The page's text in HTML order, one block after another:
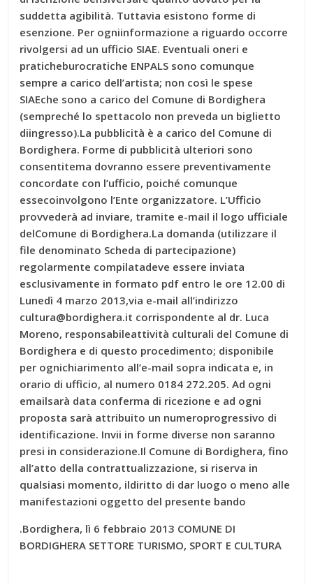
suddetta agibilità. Tuttavia esistono forme di
esenzione. Per ogniinformazione a riguardo occorre
rivolgersi ad un ufficio SIAE. Eventuali oneri e
praticheburocratiche ENPALS sono comunque
sempre a carico dell’artista; non così le spese
SIAEche sono a carico del Comune di Bordighera
(sempreché lo spettacolo non preveda un biglietto
diingresso).La pubblicità è a carico del Comune di
Bordighera. Forme di pubblicità ulteriori sono
consentitema dovranno essere preventivamente
concordate con l’ufficio, poiché comunque
essecoinvolgono l’Ente organizzatore. L’Ufficio
provvederà ad inviare, tramite e-mail il logo ufficiale
delComune di Bordighera.La domanda (utilizzare il
file denominato Scheda di partecipazione)
regolarmente compilatadeve essere inviata
esclusivamente in formato pdf entro le ore 12.00 di
Lunedì 4 marzo 2013,via e-mail all’indirizzo
cultura@bordighera.it corrispondente al dr. Luca
Moreno, responsabileattività culturali del Comune di
Bordighera e di questo procedimento; disponibile
per ognichiarimento all’e-mail sopra indicata e, in
orario di ufficio, al numero 0184 272.205. Ad ogni
emailsarà data conferma di ricezione e ad ogni
proposta sarà attribuito un numeroprogressivo di
identificazione. Invii in forme diverse non saranno
presi in considerazione.Il Comune di Bordighera, fino
all’atto della contrattualizzazione, si riserva in
qualsiasi momento, ildiritto di dar luogo o meno alle
manifestazioni oggetto del presente bando
.Bordighera, lì 6 febbraio 2013 COMUNE DI
BORDIGHERA SETTORE TURISMO, SPORT E CULTURA